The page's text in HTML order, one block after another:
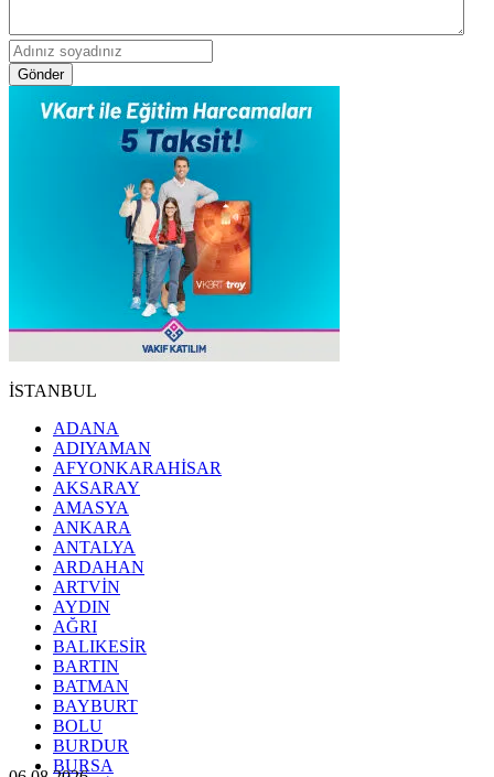
Gönder
İSTANBUL
ADANA
ADIYAMAN
AFYONKARAHİSAR
AKSARAY
AMASYA
ANKARA
ANTALYA
ARDAHAN
ARTVİN
AYDIN
AĞRI
BALIKESİR
BARTIN
BATMAN
BAYBURT
BOLU
BURDUR
BURSA